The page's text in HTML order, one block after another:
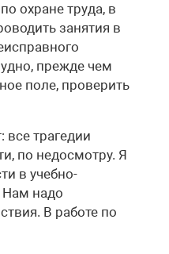
охране труда, в
занятия в
прежде чем
поле, проверить
все трагедии
по недосмотру. Я
в учебно-
Нам надо
В работе по